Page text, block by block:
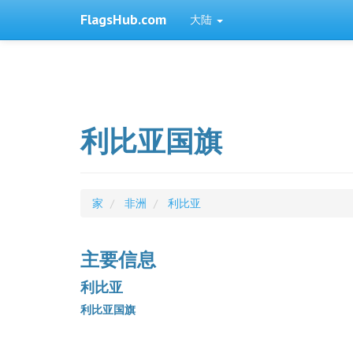
FlagsHub.com 大陆
利比亚国旗
家 非洲 利比亚
主要信息
利比亚
利比亚国旗